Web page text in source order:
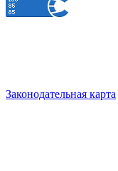
Законодательная карта